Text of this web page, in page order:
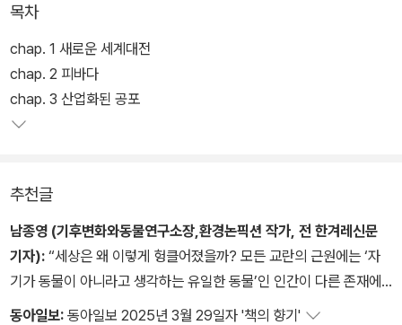
2019년부터 공영방송 ‘프랑스 5’에서 다큐멘터리 시리즈 <전선에서
(Sur le front)>를 방송하고 있는 저자는 현실의 폭력성을 다소나마
누그러뜨리고 환경문제에 대한 접근성을 높이기 위해 만화를 택했다
고 한다.
에 대한 역사적, 철학적, 윤리적 사유를 되짚어보고, 지구를 지키는 실
천 방법까지 제안한다. 생물다양성, 생물종 간의 상호 의존성, 그리고
생태계 균형을 이해하도록 돕는 가장 효과적인 입문서이다.
목차
chap. 1 새로운 세계대전
chap. 2 피바다
chap. 3 산업화된 공포
추천글
남종영 (기후변화와동물연구소장,환경논픽션 작가, 전 한겨레신문
기자): “세상은 왜 이렇게 헝클어졌을까? 모든 교란의 근원에는 ‘자
기가 동물이 아니라고 생각하는 유일한 동물’인 인간이 다른 존재에
견줘 우월하다고 생각하는 데 있다. 나는 ‘행복하게 지내는 동물을 보
동아일보: 동아일보 2025년 3월 29일자 '책의 향기'